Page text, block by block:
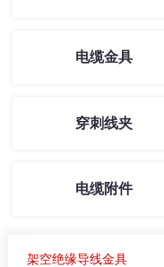
电缆金具
穿刺线夹
电缆附件
架空绝缘导线金具